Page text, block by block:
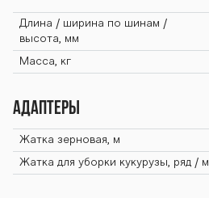
Длина / ширина по шинам /
высота, мм
Масса, кг
Адаптеры
Жатка зерновая, м
Жатка для уборки кукурузы, ряд / м